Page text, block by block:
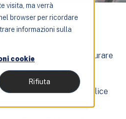
visita, ma verrà
browser per ricordare
informazioni sulla
cookie
Rifiuta
è il primo passo per instaurare
in maniera ottimale un
orale, sia esso semplice